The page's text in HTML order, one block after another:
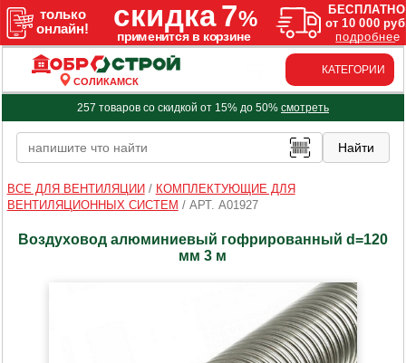
СОЛИКАМСК
КАТЕГОРИИ
257 товаров со скидкой от 15% до 50% смотреть
ВСЕ ДЛЯ ВЕНТИЛЯЦИИ / КОМПЛЕКТУЮЩИЕ ДЛЯ
ВЕНТИЛЯЦИОННЫХ СИСТЕМ / АРТ. A01927
Воздуховод алюминиевый гофрированный d=120
мм 3 м